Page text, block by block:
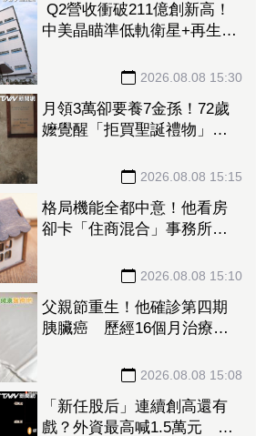
Q2營收衝破211億創新高！
中美晶瞄準低軌衛星+再生能
2026.08.08 15:30
月領3萬卻要養7金孫！72歲
嬤覺醒「拒買聖誕禮物」踩
2026.08.08 15:15
格局機能全都中意！他看房
卻卡「住商混合」事務所過
2026.08.08 15:10
父親節重生！他確診第四期
胰臟癌 歷經16個月治療病
2026.08.08 15:08
「新任股后」連續創高還有
戲？外資最高喊1.5萬元 目